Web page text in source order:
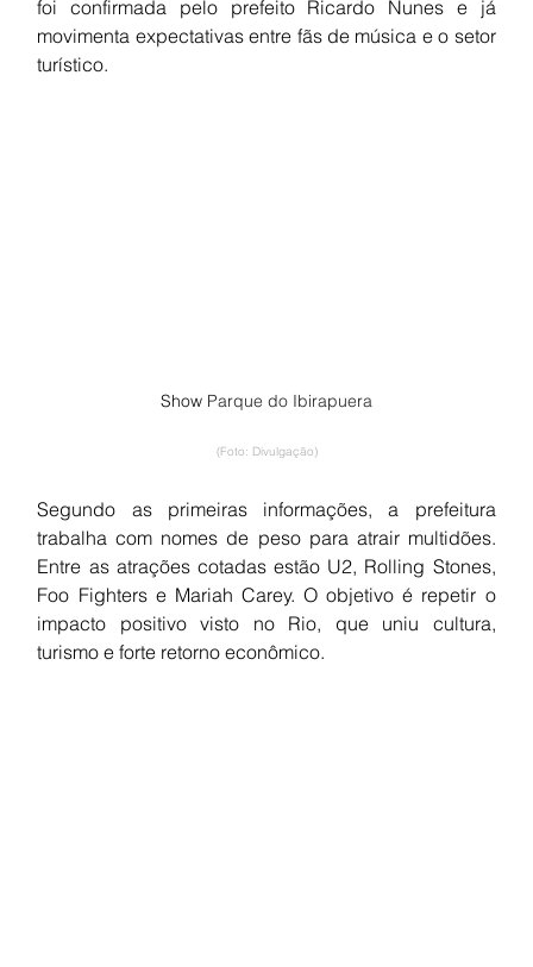
foi confirmada pelo prefeito Ricardo Nunes e já
movimenta expectativas entre fãs de música e o setor
turístico.
Show Parque do Ibirapuera
(Foto: Divulgação)
Segundo as primeiras informações, a prefeitura
trabalha com nomes de peso para atrair multidões.
Entre as atrações cotadas estão U2, Rolling Stones,
Foo Fighters e Mariah Carey. O objetivo é repetir o
impacto positivo visto no Rio, que uniu cultura,
turismo e forte retorno econômico.